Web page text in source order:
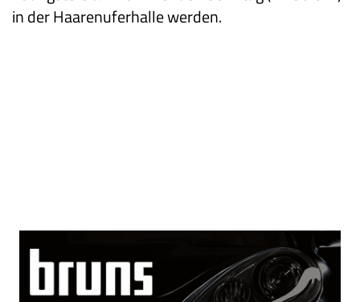
in der Haarenuferhalle werden.